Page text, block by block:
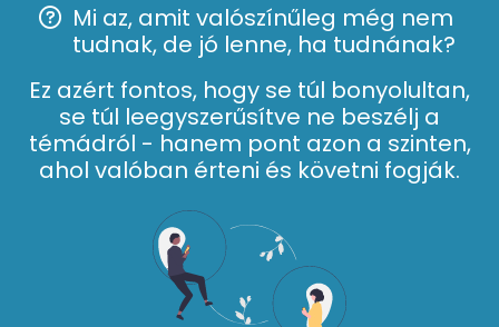
Mi az, amit valószínűleg még nem
tudnak, de jó lenne, ha tudnának?
Ez azért fontos, hogy se túl bonyolultan,
se túl leegyszerűsítve ne beszélj a
témádról - hanem pont azon a szinten,
ahol valóban érteni és követni fogják.